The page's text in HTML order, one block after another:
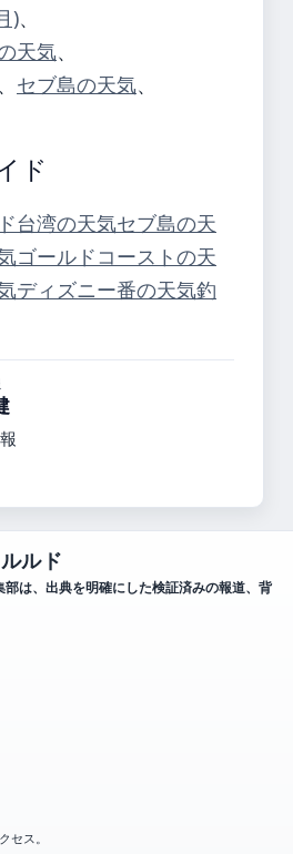
)、
天気、
、 セブ島の天気、
ド
台湾の天気セブ島の天
ゴールドコーストの天
ディズニー番の天気釣
ルド
は、出典を明確にした検証済みの報道、背
セス。